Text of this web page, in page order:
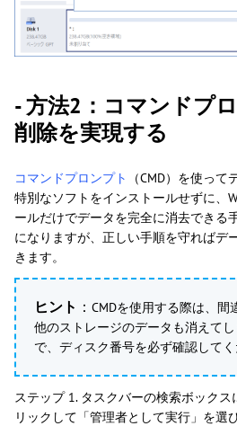
- 方法2：コマンドプ
削除を実現する
コマンドプロンプト
（CMD）を使って
特別なソフトをインストールせずに、
ールだけでデータを完全に消去できる
になりますが、正しい手順を守ればデ
きます。
ヒント ： CMDを使用する際は、間
他のストレージのデータも消えて
で、ディスク番号を必ず確認してく
ステップ 1. タスクバーの検索ボックス
リックして「管理者として実行」を選